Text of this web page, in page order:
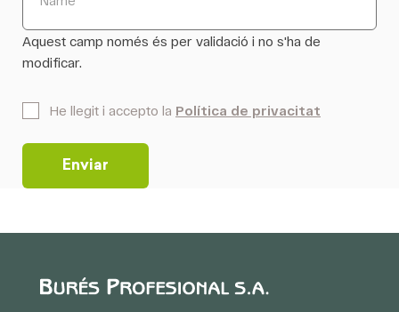
Aquest camp només és per validació i no s'ha de
modificar.
He llegit i accepto la Política de privacitat